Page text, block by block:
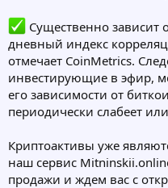
Существенно зависит
дневный индекс
отмечает CoinMetrics.
инвестирующие в эфир,
его зависимости от
периодически слабеет
Криптоактивы уже
наш сервис
продажи и ждем вас с